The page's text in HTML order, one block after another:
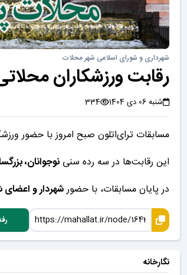
شهرداری و شورای اسلامی شهر محلات
رقابت ورزشکاران
شنبه 06 دی 1404 334
مسابقات ترای‌اتلون صبح امروز با حضور
این رقابت‌ها در سه رده سنی نوجوانان،
در پایان مسابقات، با حضورشهردار و
نگارخانه